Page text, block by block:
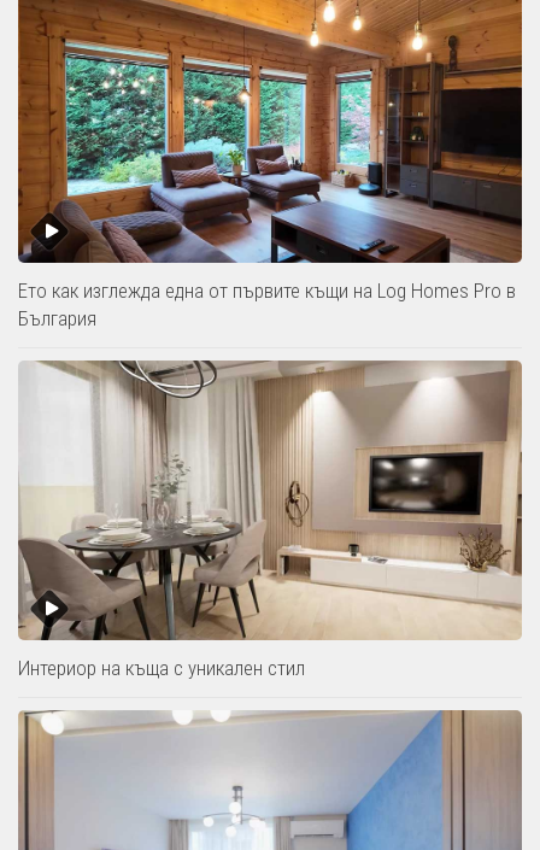
Ето как изглежда една от първите къщи на Log Homes Pro в
България
Интериор на къща с уникален стил